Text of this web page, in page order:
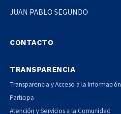
JUAN PABLO SEGUNDO
CONTACTO
TRANSPARENCIA
Transparencia y Acceso a la Información
Participa
Atención y Servicios a la Comunidad